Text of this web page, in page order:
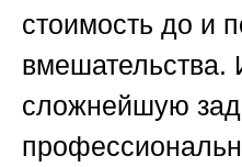
стоимость до и
вмешательства.
сложнейшую